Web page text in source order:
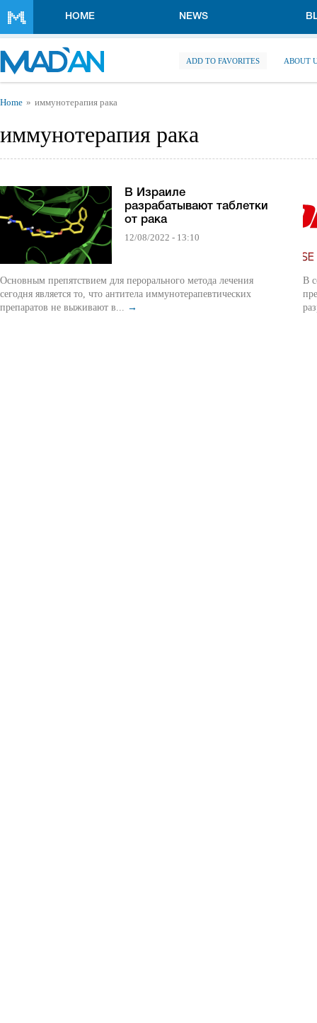
HOME NEWS
ADD TO FAVORITES ABOUT
You are here
Home иммунотерапия рака
иммунотерапия рака
В Израиле
разрабатывают таблетки
от рака
12/08/2022 - 13:10
Основным препятствием для перорального метода лечения
сегодня является то, что антитела иммунотерапевтических
препаратов не выживают в... →
В